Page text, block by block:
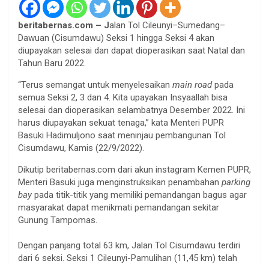
beritabernas.com – Jalan Tol Cileunyi–Sumedang–
Dawuan (Cisumdawu) Seksi 1 hingga Seksi 4 akan
diupayakan selesai dan dapat dioperasikan saat Natal dan
Tahun Baru 2022.
“Terus semangat untuk menyelesaikan main roadpada
semua Seksi 2, 3 dan 4. Kita upayakan Insyaallah bisa
selesai dan dioperasikan selambatnya Desember 2022. Ini
harus diupayakan sekuat tenaga,” kata Menteri PUPR
Basuki Hadimuljono saat meninjau pembangunan Tol
Cisumdawu, Kamis (22/9/2022).
Dikutip beritabernas.com dari akun instagram Kemen PUPR,
Menteri Basuki juga menginstruksikan penambahan parking
bay pada titik-titik yang memiliki pemandangan bagus agar
masyarakat dapat menikmati pemandangan sekitar
Gunung Tampomas.
Dengan panjang total 63 km, Jalan Tol Cisumdawu terdiri
dari 6 seksi. Seksi 1 Cileunyi-Pamulihan (11,45 km) telah